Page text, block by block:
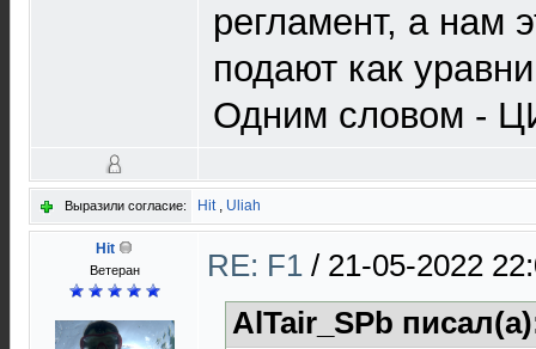
регламент, а нам
подают как
Одним словом -
Выразили согласие: Hit, Uliah
Hit
Ветеран RE: F1 / 21-05-2022
AlTair_SPb